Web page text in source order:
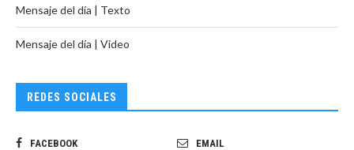
Mensaje del día | Texto
Mensaje del día | Video
REDES SOCIALES
FACEBOOK EMAIL